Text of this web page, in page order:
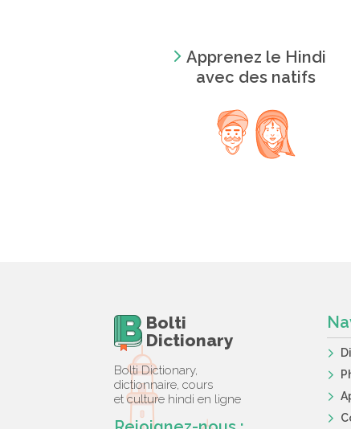
Apprenez le Hindi
avec des natifs
Bolti
Dictionary
Bolti Dictionary,
dictionnaire, cours
et culture hindi en ligne